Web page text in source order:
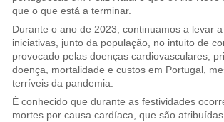
que o que está a terminar.
Durante o ano de 2023, continuamos a levar
iniciativas, junto da população, no intuito de
provocado pelas doenças cardiovasculares,
doença, mortalidade e custos em Portugal,
terríveis da pandemia.
É conhecido que durante as festividades
mortes por causa cardíaca, que são